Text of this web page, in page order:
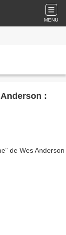
MENU
: